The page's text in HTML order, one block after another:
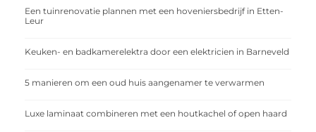
Een tuinrenovatie plannen met een hoveniersbedrijf in Etten-
Leur
Keuken- en badkamerelektra door een elektricien in Barneveld
5 manieren om een oud huis aangenamer te verwarmen
Luxe laminaat combineren met een houtkachel of open haard